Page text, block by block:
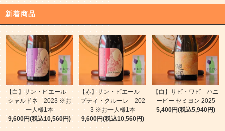
新着商品
【白】サン・ピエール
シャルドネ 2023 ※お
一人様1本
9,600円(税込10,560円)
【赤】サン・ピエール
プティ・クルーレ 202
3 ※お一人様1本
9,600円(税込10,560円)
【白】サビ・ワビ ハニ
ービー セミヨン 2025
5,400円(税込5,940円)